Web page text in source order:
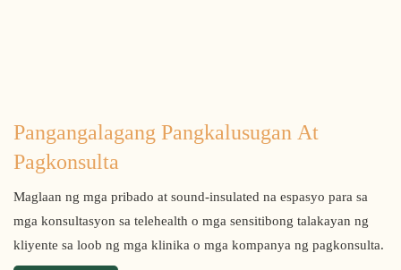
Pangangalagang Pangkalusugan At
Pagkonsulta
Maglaan ng mga pribado at sound-insulated na espasyo para sa
mga konsultasyon sa telehealth o mga sensitibong talakayan ng
kliyente sa loob ng mga klinika o mga kompanya ng pagkonsulta.